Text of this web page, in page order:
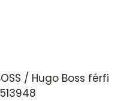
/ Hugo Boss férfi